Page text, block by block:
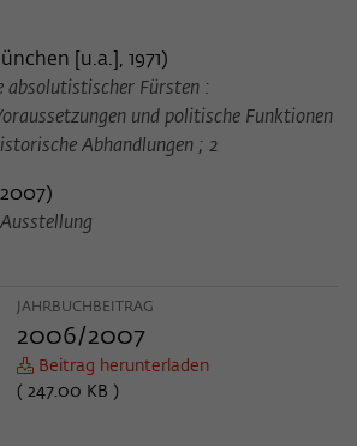
[u.a.], 1971)
absolutistischer Fürsten :
und politische Funktionen
Abhandlungen ; 2
)
JAHRBUCHBEITRAG
2006/2007
Beitrag herunterladen
( 247.00 KB )